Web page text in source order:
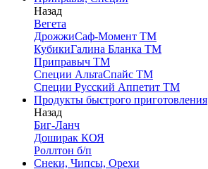
Назад
Вегета
ДрожжиСаф-Момент ТМ
КубикиГалина Бланка ТМ
Приправыч ТМ
Специи АльтаСпайс ТМ
Специи Русский Аппетит ТМ
Продукты быстрого приготовления
Назад
Биг-Ланч
Доширак КОЯ
Роллтон б/п
Снеки, Чипсы, Орехи